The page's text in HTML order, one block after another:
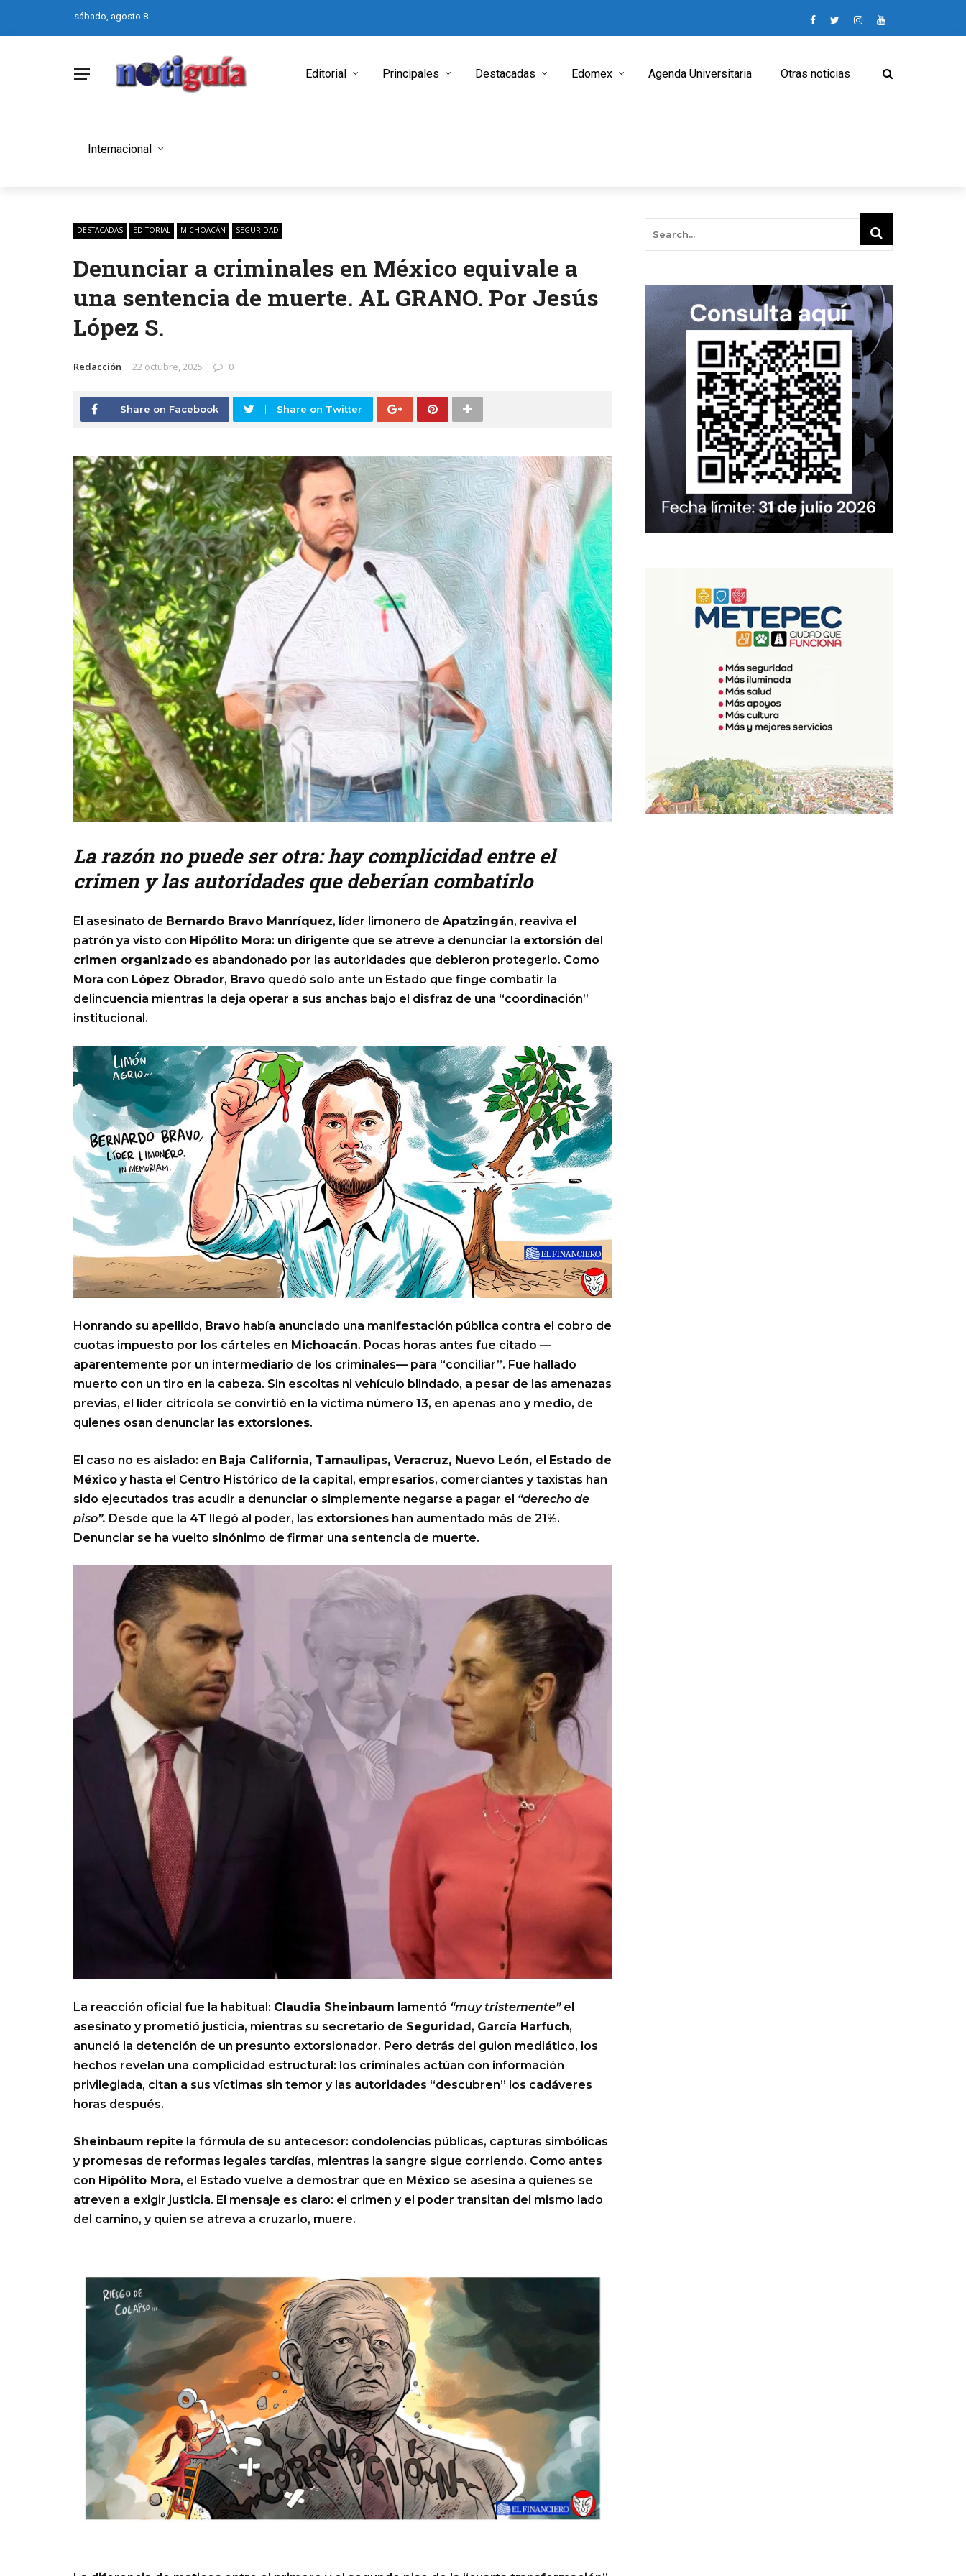
sábado, agosto 8
Editorial Principales Destacadas Edomex Agenda Universitaria Otras noticias
Internacional
DESTACADAS EDITORIAL MICHOACÁN SEGURIDAD
Denunciar a criminales en México equivale a
una sentencia de muerte. AL GRANO. Por Jesús
López S.
Redacción 22 octubre, 2025 0
Share on Facebook Share on Twitter
La razón no puede ser otra: hay complicidad entre el
crimen y las autoridades que deberían combatirlo
El asesinato de Bernardo Bravo Manríquez, líder limonero de Apatzingán, reaviva el
patrón ya visto con Hipólito Mora: un dirigente que se atreve a denunciar la extorsión del
crimen organizado es abandonado por las autoridades que debieron protegerlo. Como
Mora con López Obrador, Bravo quedó solo ante un Estado que finge combatir la
delincuencia mientras la deja operar a sus anchas bajo el disfraz de una “coordinación”
institucional.
Honrando su apellido, Bravo había anunciado una manifestación pública contra el cobro de
cuotas impuesto por los cárteles en Michoacán. Pocas horas antes fue citado —
aparentemente por un intermediario de los criminales— para “conciliar”. Fue hallado
muerto con un tiro en la cabeza. Sin escoltas ni vehículo blindado, a pesar de las amenazas
previas, el líder citrícola se convirtió en la víctima número 13, en apenas año y medio, de
quienes osan denunciar las extorsiones.
El caso no es aislado: en Baja California, Tamaulipas, Veracruz, Nuevo León, el
Estado de
México y hasta el Centro Histórico de la capital, empresarios, comerciantes y taxistas han
sido ejecutados tras acudir a denunciar o simplemente negarse a pagar el “derecho de
piso”. Desde que la 4T llegó al poder, las extorsiones han aumentado más de 21%.
Denunciar se ha vuelto sinónimo de firmar una sentencia de muerte.
La reacción oficial fue la habitual: Claudia Sheinbaum lamentó “muy tristemente”el
asesinato y prometió justicia, mientras su secretario de Seguridad , García Harfuch,
anunció la detención de un presunto extorsionador. Pero detrás del guion mediático, los
hechos revelan una complicidad estructural: los criminales actúan con información
privilegiada, citan a sus víctimas sin temor y las autoridades “descubren” los cadáveres
horas después.
Sheinbaum repite la fórmula de su antecesor: condolencias públicas, capturas simbólicas
y promesas de reformas legales tardías, mientras la sangre sigue corriendo. Como antes
con Hipólito Mora, el Estado vuelve a demostrar que en México se asesina a quienes se
atreven a exigir justicia. El mensaje es claro: el crimen y el poder transitan del mismo lado
del camino, y quien se atreva a cruzarlo, muere.